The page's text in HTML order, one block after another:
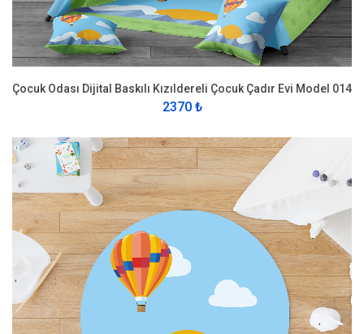
Çocuk Odası Dijital Baskılı Kızıldereli Çocuk Çadır Evi Model 014
2370 ₺